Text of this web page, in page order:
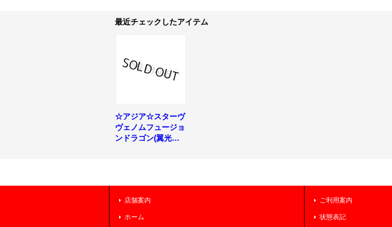
最近チェックしたアイテム
☆アジア☆スターヴ
ヴェノムフュージョ
ンドラゴン(翼光無)
店舗案内
ホーム
ご利用案内
状態表記